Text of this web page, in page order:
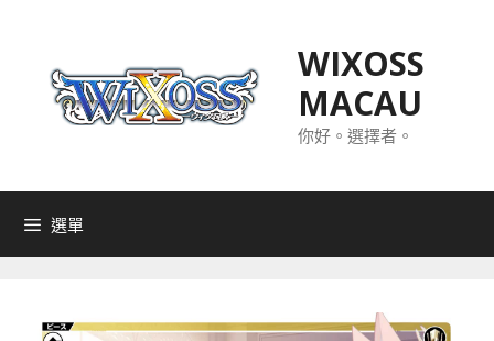
WIXOSS
MACAU
你好。選擇者。
選單